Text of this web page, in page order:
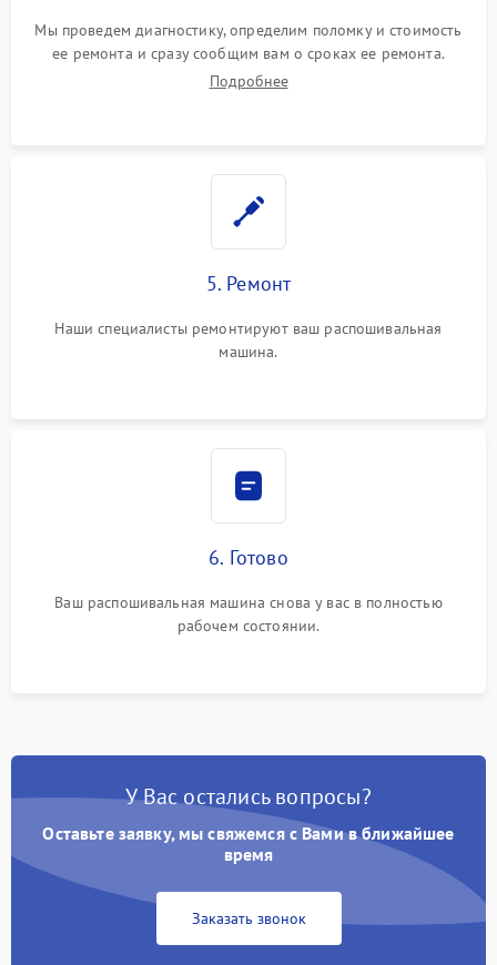
Мы проведем диагностику, определим поломку и стоимость
ее ремонта и сразу сообщим вам о сроках ее ремонта.
Подробнее
5. Ремонт
Наши специалисты ремонтируют ваш распошивальная
машина.
6. Готово
Ваш распошивальная машина снова у вас в полностью
рабочем состоянии.
У Вас остались вопросы?
Оставьте заявку, мы свяжемся с Вами в ближайшее
время
Заказать звонок